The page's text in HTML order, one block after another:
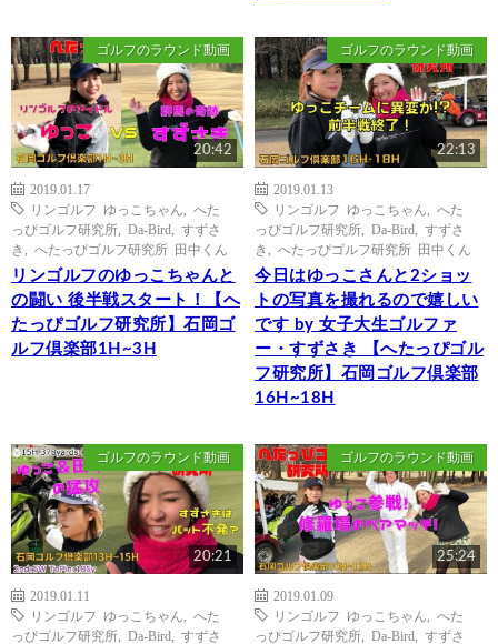
ゴルフのラウンド動画
20:42
2019.01.17
リンゴルフ ゆっこちゃん
へた
っぴゴルフ研究所
Da-Bird
すずさ
き
へたっぴゴルフ研究所 田中くん
リンゴルフのゆっこちゃんと
の闘い 後半戦スタート！【へ
たっぴゴルフ研究所】石岡ゴ
ルフ倶楽部1H~3H
ゴルフのラウンド動画
22:13
2019.01.13
リンゴルフ ゆっこちゃん
へた
っぴゴルフ研究所
Da-Bird
すずさ
き
へたっぴゴルフ研究所 田中くん
今日はゆっこさんと2ショッ
トの写真を撮れるので嬉しい
です by 女子大生ゴルファ
ー・すずさき 【へたっぴゴル
フ研究所】石岡ゴルフ倶楽部
16H~18H
ゴルフのラウンド動画
20:21
2019.01.11
リンゴルフ ゆっこちゃん
へた
っぴゴルフ研究所
Da-Bird
すずさ
ゴルフのラウンド動画
25:24
2019.01.09
リンゴルフ ゆっこちゃん
へた
っぴゴルフ研究所
Da-Bird
すずさ